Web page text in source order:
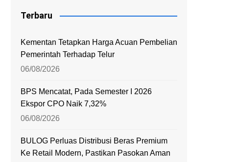
Terbaru
Kementan Tetapkan Harga Acuan Pembelian
Pemerintah Terhadap Telur
06/08/2026
BPS Mencatat, Pada Semester I 2026
Ekspor CPO Naik 7,32%
06/08/2026
BULOG Perluas Distribusi Beras Premium
Ke Retail Modern, Pastikan Pasokan Aman